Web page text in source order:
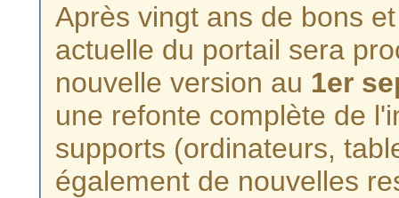
Après vingt ans de bons
actuelle du portail sera
nouvelle version au 1er
une refonte complète de
supports (ordinateurs,
également de nouvelles